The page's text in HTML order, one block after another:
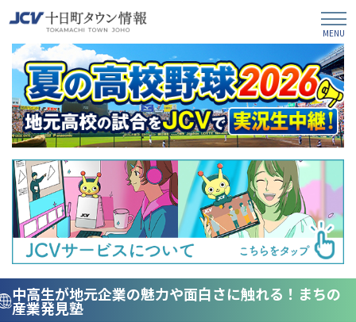
中高生が地元企業の魅力や面白さに触れる！まちの
産業発見塾